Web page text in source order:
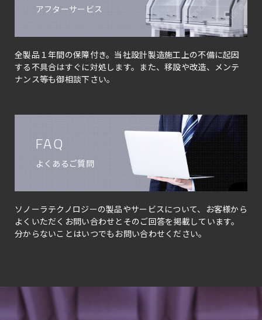
アフターサービス
全製品１年間の保障付き。当社設計製造施工上の不備に起因
する不具合はすぐに対処します。また、移設や改造、メンテ
ナンス等も御相談下さい。
FAQ
よくあるご質問
ソノーラテクノロジーの製品やサービスについて、お客様から
よくいただくお問い合わせとそのご回答を掲載しています。
分からないことはいつでもお問い合わせください。